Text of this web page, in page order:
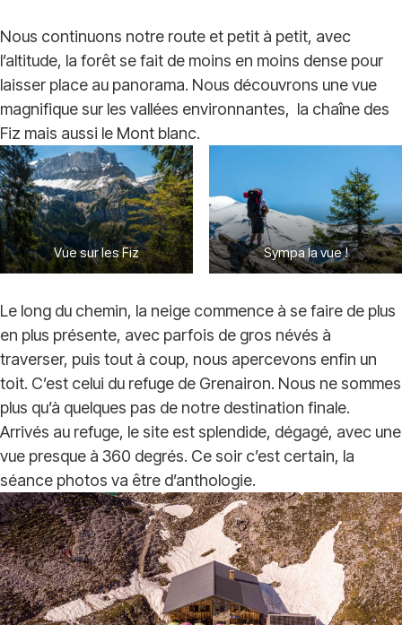
Nous continuons notre route et petit à petit, avec
l’altitude, la forêt se fait de moins en moins dense pour
laisser place au panorama. Nous découvrons une vue
magnifique sur les vallées environnantes, la chaîne des
Fiz mais aussi le Mont blanc.
Vue sur les Fiz Sympa la vue !
Le long du chemin, la neige commence à se faire de plus
en plus présente, avec parfois de gros névés à
traverser, puis tout à coup, nous apercevons enfin un
toit. C’est celui du refuge de Grenairon. Nous ne sommes
plus qu’à quelques pas de notre destination finale.
Arrivés au refuge, le site est splendide, dégagé, avec une
vue presque à 360 degrés. Ce soir c’est certain, la
séance photos va être d’anthologie.